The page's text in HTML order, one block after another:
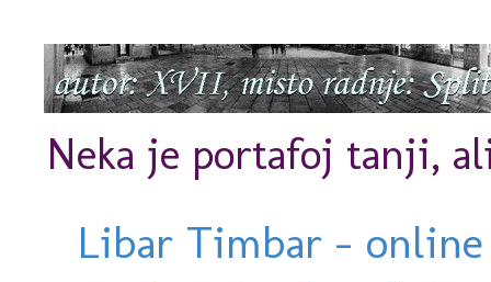
Neka je portafoj tanji,
Libar Timbar -